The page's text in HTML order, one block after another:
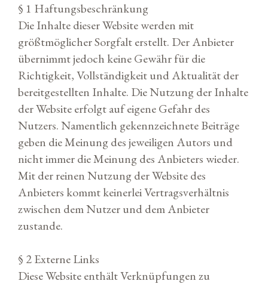
§ 1 Haftungsbeschränkung
Die Inhalte dieser Website werden mit
größtmöglicher Sorgfalt erstellt. Der Anbieter
übernimmt jedoch keine Gewähr für die
Richtigkeit, Vollständigkeit und Aktualität der
bereitgestellten Inhalte. Die Nutzung der Inhalte
der Website erfolgt auf eigene Gefahr des
Nutzers. Namentlich gekennzeichnete Beiträge
geben die Meinung des jeweiligen Autors und
nicht immer die Meinung des Anbieters wieder.
Mit der reinen Nutzung der Website des
Anbieters kommt keinerlei Vertragsverhältnis
zwischen dem Nutzer und dem Anbieter
zustande.
§ 2 Externe Links
Diese Website enthält Verknüpfungen zu